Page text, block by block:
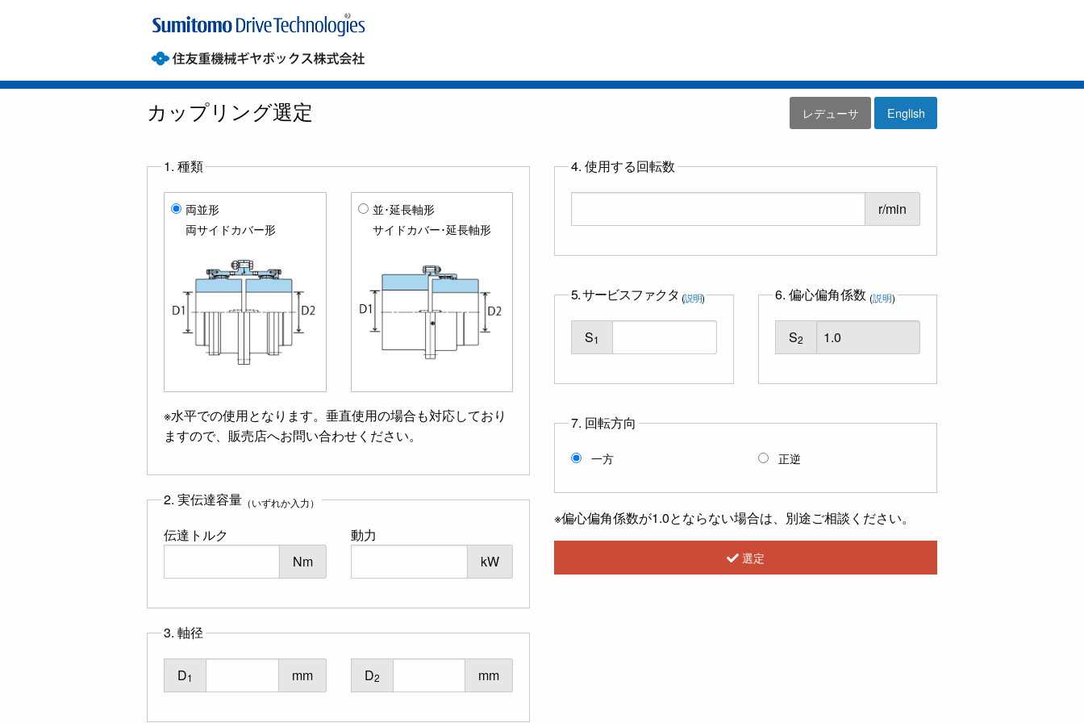
カップリング選定 レデューサ English
1. 種類
両並形
両サイドカバー形
並･延長軸形
サイドカバー･延長軸形
※水平での使用となります。垂直使用の場合も対応しており
ますので、販売店へお問い合わせください。
2. 実伝達容量 （いずれか入力）
伝達トルク
Nm
動力
kW
3. 軸径
D1 mm D2 mm
4. 使用する回転数
r/min
5. サービスファクタ (説明)
S1
6. 偏心偏角係数 (説明)
S2
7. 回転方向
一方 正逆
※偏心偏角係数が1.0とならない場合は、別途ご相談ください。
選定